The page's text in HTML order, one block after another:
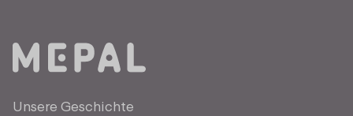
Unsere Geschichte